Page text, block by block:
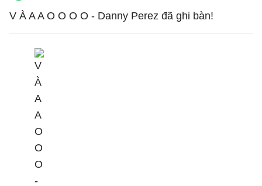
V À A A O O O O - Danny Perez đã ghi bàn!